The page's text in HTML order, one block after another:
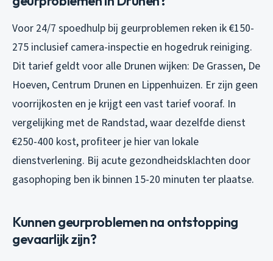
Voor 24/7 spoedhulp bij geurproblemen reken ik €150-
275 inclusief camera-inspectie en hogedruk reiniging.
Dit tarief geldt voor alle Drunen wijken: De Grassen, De
Hoeven, Centrum Drunen en Lippenhuizen. Er zijn geen
voorrijkosten en je krijgt een vast tarief vooraf. In
vergelijking met de Randstad, waar dezelfde dienst
€250-400 kost, profiteer je hier van lokale
dienstverlening. Bij acute gezondheidsklachten door
gasophoping ben ik binnen 15-20 minuten ter plaatse.
Kunnen geurproblemen na ontstopping
gevaarlijk zijn?